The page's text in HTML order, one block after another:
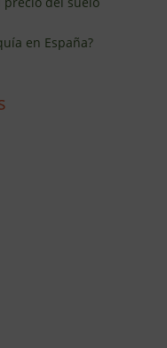
en España?